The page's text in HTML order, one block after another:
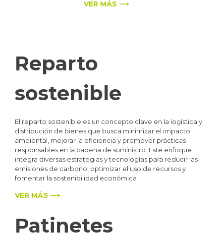
VER MÁS ⟶
Reparto
sostenible
El reparto sostenible es un concepto clave en la logística y
distribución de bienes que busca minimizar el impacto
ambiental, mejorar la eficiencia y promover prácticas
responsables en la cadena de suministro. Este enfoque
integra diversas estrategias y tecnologías para reducir las
emisiones de carbono, optimizar el uso de recursos y
fomentar la sostenibilidad económica
VER MÁS ⟶
Patinetes